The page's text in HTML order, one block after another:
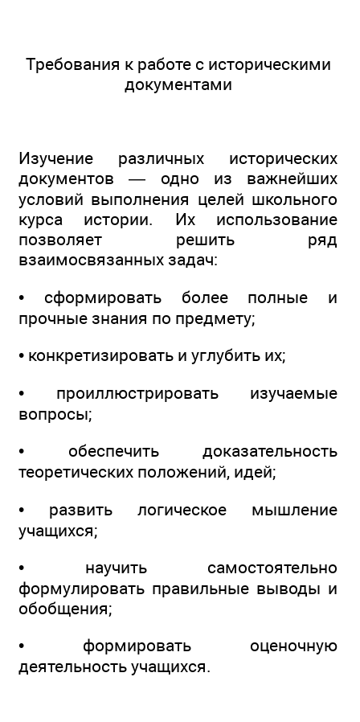
Требования к работе с историческими
документами
Изучение различных исторических
документов — одно из важнейших
условий выполнения целей школьного
курса истории. Их использование
позволяет решить ряд
взаимосвязанных задач:
• сформировать более полные и
прочные знания по предмету;
• конкретизировать и углубить их;
• проиллюстрировать изучаемые
вопросы;
• обеспечить доказательность
теоретических положений, идей;
• развить логическое мышление
учащихся;
• научить самостоятельно
формулировать правильные выводы и
обобщения;
• формировать оценочную
деятельность учащихся.